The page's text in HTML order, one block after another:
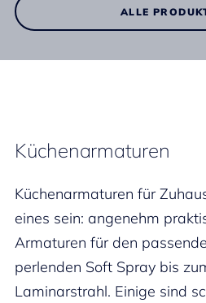
ALLE
Küchenarmaturen
Küchenarmaturen für
eines sein: angenehm
Armaturen für den
perlenden Soft Spray bis
Laminarstrahl. Einige sind